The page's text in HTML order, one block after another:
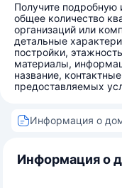
Получите
общее количество
организаций или
детальные
постройки,
материалы,
название,
предоставляемых
Информация о
Информация о